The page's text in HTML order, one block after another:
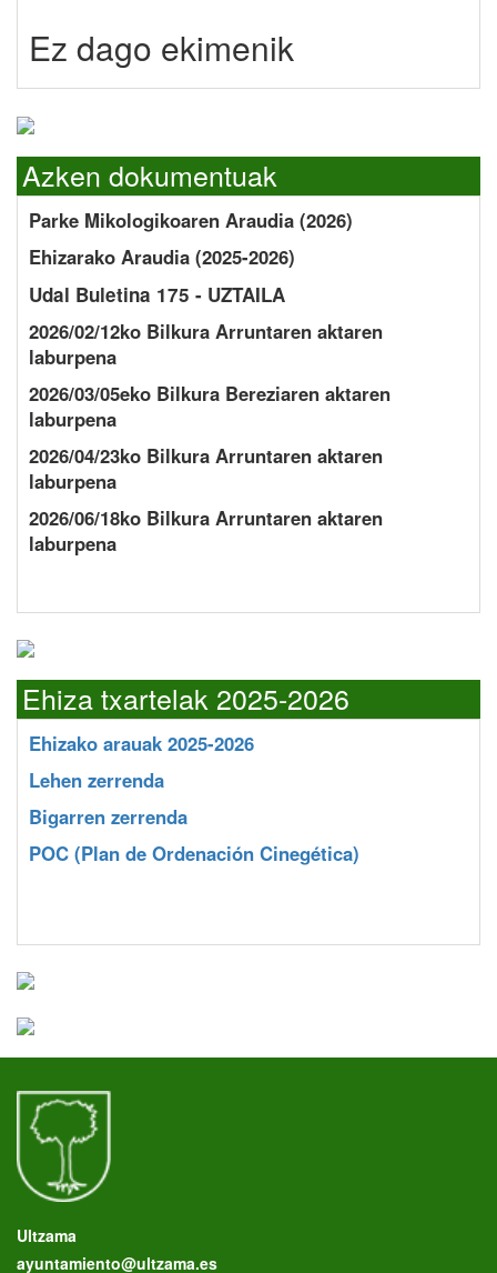
Ez dago ekimenik
Azken dokumentuak
Parke Mikologikoaren Araudia (2026)
Ehizarako Araudia (2025-2026)
Udal Buletina 175 - UZTAILA
2026/02/12ko Bilkura Arruntaren aktaren
laburpena
2026/03/05eko Bilkura Bereziaren aktaren
laburpena
2026/04/23ko Bilkura Arruntaren aktaren
laburpena
2026/06/18ko Bilkura Arruntaren aktaren
laburpena
Ehiza txartelak 2025-2026
Ehizako arauak 2025-2026
Lehen zerrenda
Bigarren zerrenda
POC (Plan de Ordenación Cinegética)
Ultzama
ayuntamiento@ultzama.es